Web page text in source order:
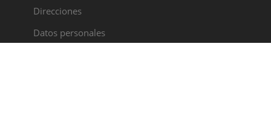
Direcciones
Datos personales